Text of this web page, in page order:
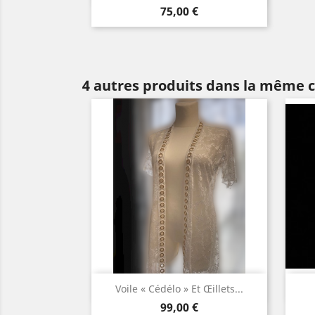
Prix
75,00 €
Noir
4 autres produits dans la même
Voile « Cédélo » Et Œillets...
Prix
99,00 €
 Aperçu rapide
Blanc